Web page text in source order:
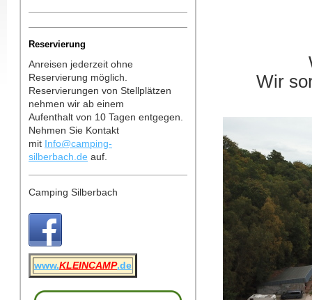
Reservierung
Anreisen jederzeit ohne
Reservierung möglich.
Reservierungen von Stellplätzen
nehmen wir ab einem
Aufenthalt von 10 Tagen entgegen.
Nehmen Sie Kontakt
mit Info@camping-
silberbach.de auf.
Camping Silberbach
www.KLEINCAMP.de
Wir